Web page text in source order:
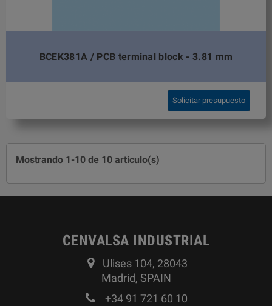
BCEK381A / PCB terminal block - 3.81 mm
Solicitar presupuesto
Mostrando 1-10 de 10 artículo(s)
CENVALSA INDUSTRIAL
Ulises 104, 28043
Madrid, SPAIN
+34 91 721 60 10